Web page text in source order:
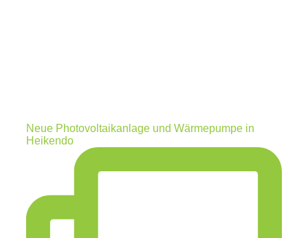
Neue Photovoltaikanlage und Wärmepumpe in
Heikendo